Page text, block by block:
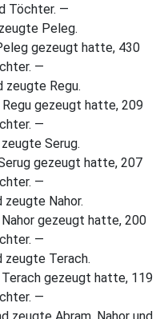
Töchter. —
Peleg.
gezeugt hatte, 430
—
zeugte Regu.
gezeugt hatte, 209
—
Serug.
gezeugt hatte, 207
—
zeugte Nahor.
gezeugt hatte, 200
—
zeugte Terach.
gezeugt hatte, 119
—